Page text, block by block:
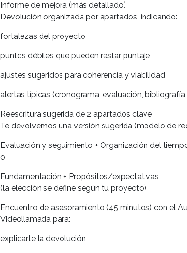
Informe de mejora (más detallado)
Devolución organizada por apartados, indicando:
fortalezas del proyecto
puntos débiles que pueden restar puntaje
ajustes sugeridos para coherencia y viabilidad
alertas típicas (cronograma, evaluación,
Reescritura sugerida de 2 apartados clave
Te devolvemos una versión sugerida (modelo de
Evaluación y seguimiento + Organización del
o
Fundamentación + Propósitos/expectativas
(la elección se define según tu proyecto)
Encuentro de asesoramiento (45 minutos) con el
Videollamada para:
explicarte la devolución